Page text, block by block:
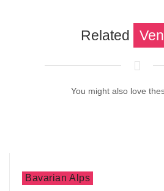
Related
You might also love
Bavarian Alps